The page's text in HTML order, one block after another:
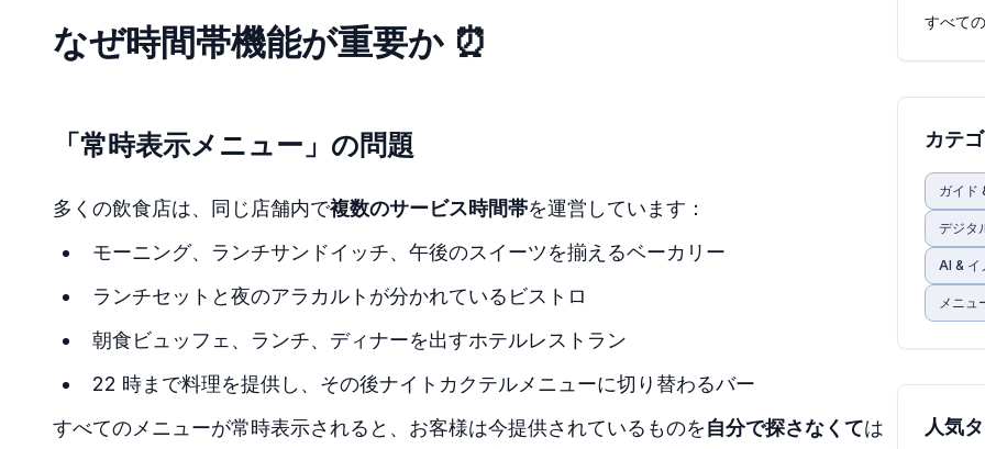
なぜ時間帯機能が重要か ⏰
「常時表示メニュー」の問題
多くの飲食店は、同じ店舗内で複数のサービス時間帯を運営しています：
モーニング、ランチサンドイッチ、午後のスイーツを揃えるベーカリー
ランチセットと夜のアラカルトが分かれているビストロ
朝食ビュッフェ、ランチ、ディナーを出すホテルレストラン
22 時まで料理を提供し、その後ナイトカクテルメニューに切り替わるバー
すべてのメニューが常時表示されると、お客様は今提供されているものを自分で探さなくては
すべて
カテ
ガイド
デジタ
AI & イ
メニュ
人気